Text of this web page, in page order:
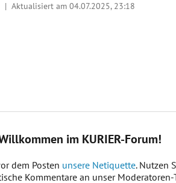
| Aktualisiert am 04.07.2025, 23:18